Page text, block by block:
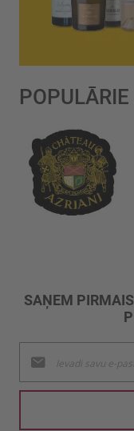
SAŅEM
jaunumu
saņemšanai: